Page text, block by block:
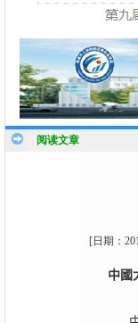
阅读文章
[日期：
中國